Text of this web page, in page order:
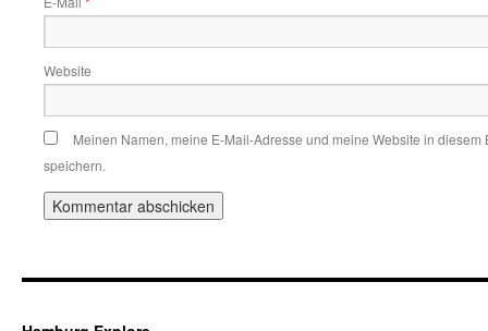
Website
Meinen Namen, meine E-Mail-Adresse und meine Website in
speichern.